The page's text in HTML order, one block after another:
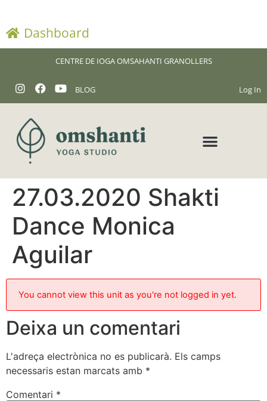
Dashboard
CENTRE DE IOGA OMSAHANTI GRANOLLERS
BLOG Log In
27.03.2020 Shakti
Dance Monica
Aguilar
You cannot view this unit as you're not logged in yet.
Deixa un comentari
L'adreça electrònica no es publicarà. Els camps
necessaris estan marcats amb *
Comentari *